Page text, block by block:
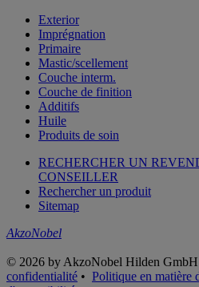
Exterior
Imprégnation
Primaire
Mastic/scellement
Couche interm.
Couche de finition
Additifs
Huile
Produits de soin
RECHERCHER UN
CONSEILLER
Rechercher un produit
Sitemap
AkzoNobel
© 2026 by AkzoNobel Hilden GmbH
confidentialité • Politique en matière